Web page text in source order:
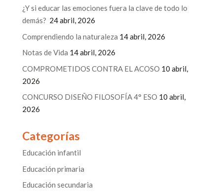
¿Y si educar las emociones fuera la clave de todo lo
demás? 24 abril, 2026
Comprendiendo la naturaleza 14 abril, 2026
Notas de Vida 14 abril, 2026
COMPROMETIDOS CONTRA EL ACOSO 10 abril,
2026
CONCURSO DISEÑO FILOSOFÍA 4° ESO 10 abril,
2026
Categorías
Educación infantil
Educación primaria
Educación secundaria